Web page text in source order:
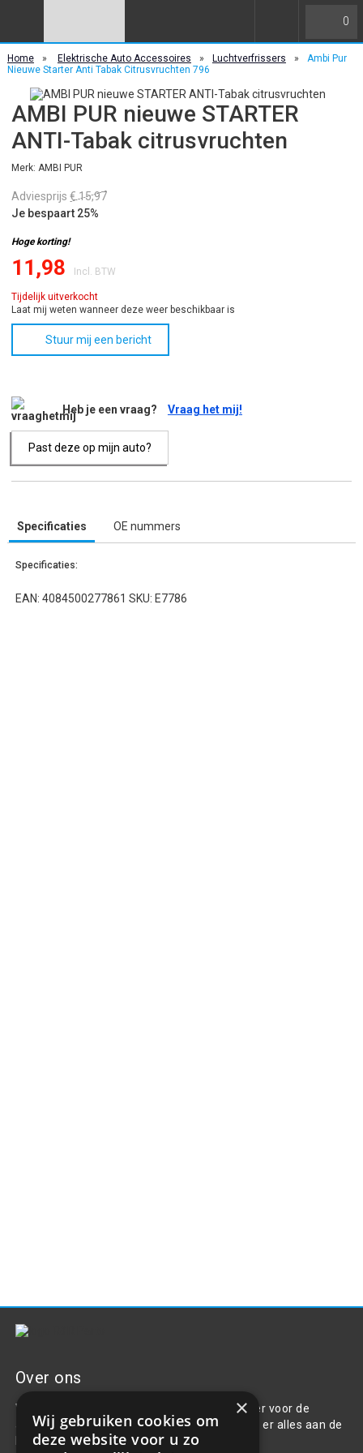
0
Home » Elektrische Auto Accessoires » Luchtverfrissers »
Ambi Pur
Nieuwe Starter Anti Tabak Citrusvruchten 796
AMBI PUR nieuwe STARTER
ANTI-Tabak citrusvruchten
Merk: AMBI PUR
Adviesprijs € 15,97
Je bespaart 25%
Hoge korting!
11,98 Incl. BTW
Tijdelijk uitverkocht
Laat mij weten wanneer deze weer beschikbaar is
Stuur mij een bericht
Heb je een vraag? Vraag het mij!
Past deze op mijn auto?
Specificaties OE nummers
Specificaties:
EAN: 4084500277861 SKU: E7786
Over ons
Welkom bij R&R Parts Automotive, uw partner voor de
aanschaf van alle auto accessoires. Wij doen er alles aan de
beste selectie, service & prijs te bieden.
×
Wij gebruiken cookies om
deze website voor u zo